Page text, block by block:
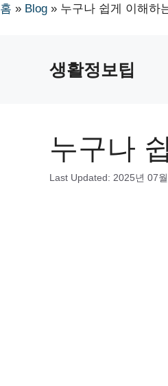
홈 » Blog » 누구나 쉽게 이해하
생활정보팁
누구나
Last Updated: 2025년 07